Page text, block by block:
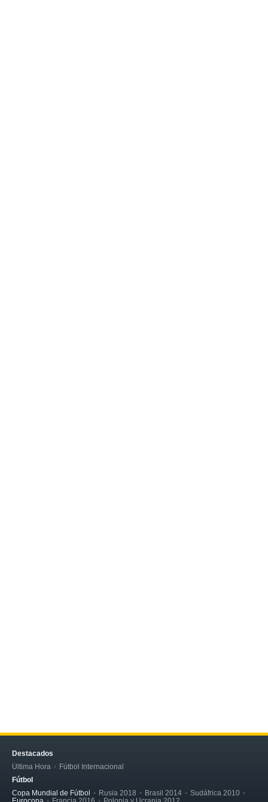
Destacados
Última Hora
Fútbol Internacional
Fútbol
Copa Mundial de Fútbol
Rusia 2018 Brasil 2014
Sudáfrica 2010